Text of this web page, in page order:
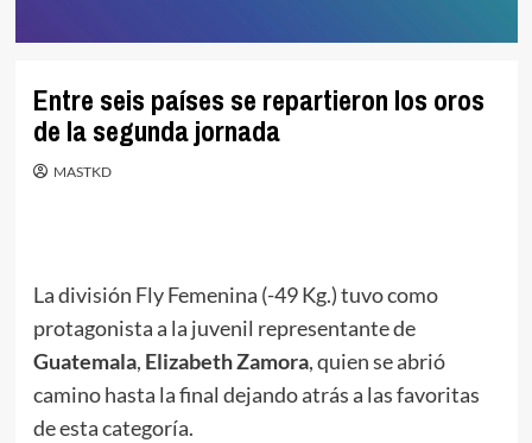
Entre seis países se repartieron los oros
de la segunda jornada
MASTKD
La división Fly Femenina (-49 Kg.) tuvo como
protagonista a la juvenil representante de
Guatemala, Elizabeth Zamora, quien se abrió
camino hasta la final dejando atrás a las favoritas
de esta categoría.